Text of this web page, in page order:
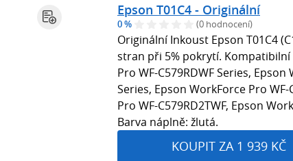
Epson T01C4 - Originální
0 % (0 hodnocení)
Originální Inkoust Epson T01C4
stran při 5% pokrytí.
Pro WF-C579RDWF Series,
Series, Epson WorkForce Pro
Pro WF-C579RD2TWF, Epson
Barva náplně: žlutá.
KOUPIT ZA 1 939 KČ